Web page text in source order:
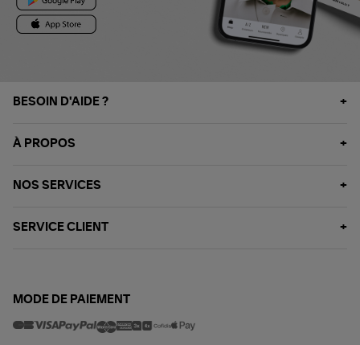
BESOIN D'AIDE ?
À PROPOS
NOS SERVICES
SERVICE CLIENT
MODE DE PAIEMENT